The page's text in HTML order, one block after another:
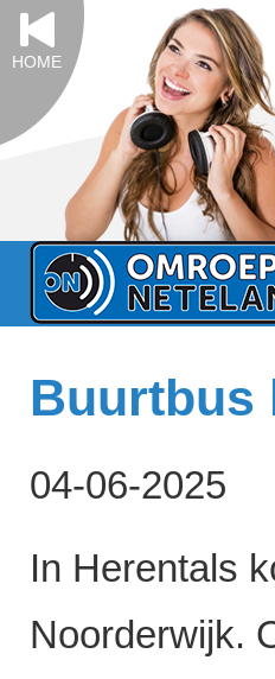
HOME
Buurtbus
04-06-2025
In Herentals
Noorderwijk.